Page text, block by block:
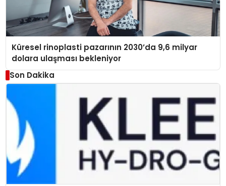
Küresel rinoplasti pazarının 2030’da 9,6 milyar
dolara ulaşması bekleniyor
Son Dakika